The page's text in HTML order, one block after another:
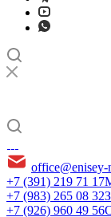
office@enisey-
+7 (391) 219 71 17
+7 (983) 265 08 32
+7 (926) 960 49 56